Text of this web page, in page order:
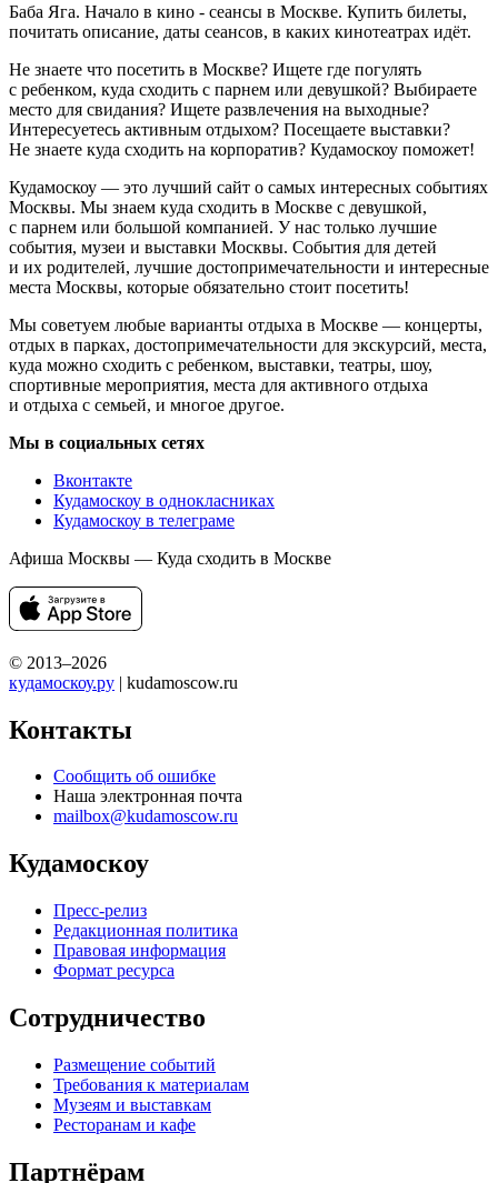
Баба Яга. Начало в кино - сеансы в Москве. Купить билеты,
почитать описание, даты сеансов, в каких кинотеатрах идёт.
Не знаете что посетить в Москве? Ищете где погулять
с ребенком, куда сходить с парнем или девушкой? Выбираете
место для свидания? Ищете развлечения на выходные?
Интересуетесь активным отдыхом? Посещаете выставки?
Не знаете куда сходить на корпоратив? Кудамоскоу поможет!
Кудамоскоу — это лучший сайт о самых интересных событиях
Москвы. Мы знаем куда сходить в Москве с девушкой,
с парнем или большой компанией. У нас только лучшие
события, музеи и выставки Москвы. События для детей
и их родителей, лучшие достопримечательности и интересные
места Москвы, которые обязательно стоит посетить!
Мы советуем любые варианты отдыха в Москве — концерты,
отдых в парках, достопримечательности для экскурсий, места,
куда можно сходить с ребенком, выставки, театры, шоу,
спортивные мероприятия, места для активного отдыха
и отдыха с семьей, и многое другое.
Мы в социальных сетях
Вконтакте
Кудамоскоу в однокласниках
Кудамоскоу в телеграме
Афиша Москвы — Куда сходить в Москве
© 2013–2026
кудамоскоу.ру | kudamoscow.ru
Контакты
Сообщить об ошибке
Наша электронная почта
mailbox@kudamoscow.ru
Кудамоскоу
Пресс-релиз
Редакционная политика
Правовая информация
Формат ресурса
Сотрудничество
Размещение событий
Требования к материалам
Музеям и выставкам
Ресторанам и кафе
Партнёрам